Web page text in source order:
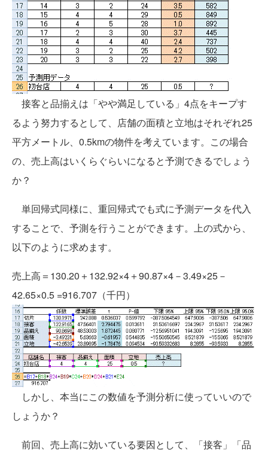
接客と品揃えは「やや満足している」4点をキープす
るよう努力するとして、店舗の面積と立地はそれぞれ25
平方メートル、0.5kmの物件を考えています。この場合
の、売上高はいくらぐらいになると予測できるでしょう
か？
単回帰式同様に、重回帰式でも式に予測データを代入
することで、予測を行うことができます。上の式から、
以下のように求めます。
売上高＝130.20＋132.92×4＋90.87×4－3.49×25－
42.65×0.5 =916.707（千円）
しかし、本当にこの数値を予測分析に使っていいので
しょうか？
前回、売上高に効いている要因として、「接客」「品